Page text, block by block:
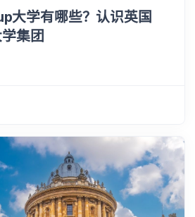
大学有哪些？认识英国
集团